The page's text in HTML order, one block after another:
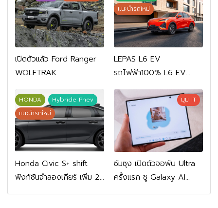
เปิดตัวแล้ว Ford Ranger
WOLFTRAK
แนะนำรถใหม่
LEPAS L6 EV
รถไฟฟ้า100% L6 EV
Comfort FWD 769,900
บาท L6 EV Premium
FWD 799,900 บาท
HONDA
Hybride Phev
แนะนำรถใหม่
Honda Civic S+ shift
ฟังก์ชันจำลองเกียร์ เพิ่ม 2
หมื่นบาท
มุม IT
ซัมซุง เปิดตัวจอพับ Ultra
ครั้งแรก ชู Galaxy AI
เชื่อมมือถือ-นาฬิกา-แว่น